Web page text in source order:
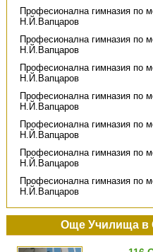
Професионална гимназия по
Н.Й.Вапцаров
Професионална гимназия по
Н.Й.Вапцаров
Професионална гимназия по
Н.Й.Вапцаров
Професионална гимназия по
Н.Й.Вапцаров
Професионална гимназия по
Н.Й.Вапцаров
Професионална гимназия по
Н.Й.Вапцаров
Професионална гимназия по
Н.Й.Вапцаров
Още Училища в